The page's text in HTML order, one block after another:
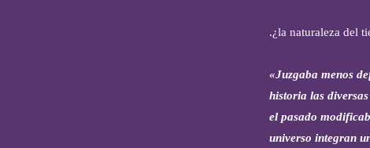
.¿la naturaleza del
«Juzgaba menos
historia las
el pasado
universo integran